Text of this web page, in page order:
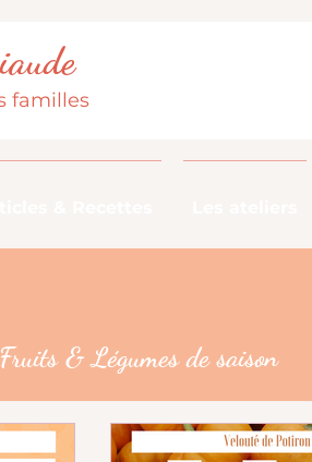
familles
Fruits & Légumes de saison
Les croyances alimentaires